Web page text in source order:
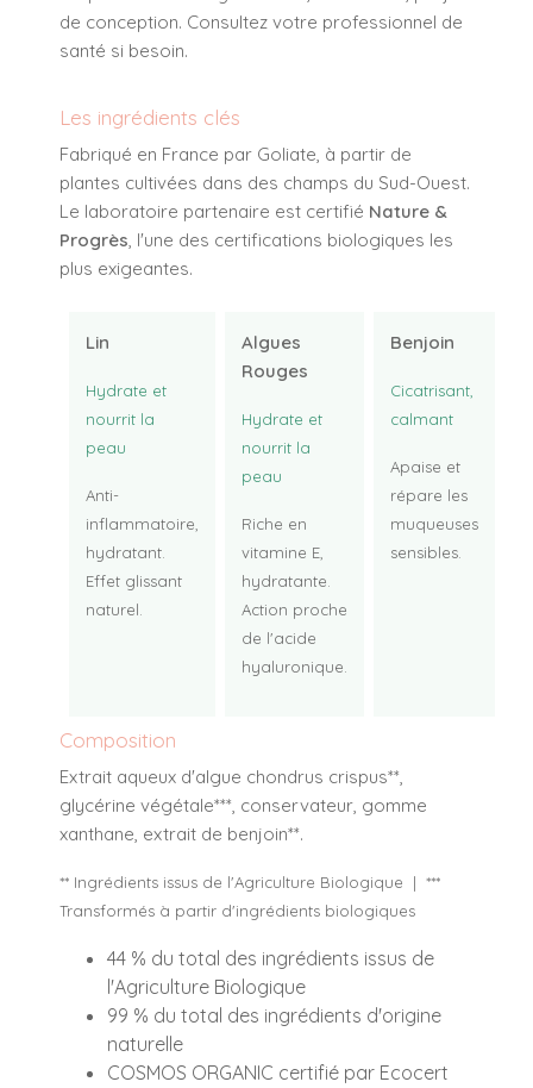
de conception. Consultez votre professionnel de
santé si besoin.
Les ingrédients clés
Fabriqué en France par Goliate, à partir de
plantes cultivées dans des champs du Sud-Ouest.
Le laboratoire partenaire est certifié Nature &
Progrès, l'une des certifications biologiques les
plus exigeantes.
Lin
Hydrate et
nourrit la
peau
Anti-
inflammatoire,
hydratant.
Effet glissant
naturel.
Algues
Rouges
Hydrate et
nourrit la
peau
Riche en
vitamine E,
hydratante.
Action proche
de l'acide
hyaluronique.
Benjoin
Cicatrisant,
calmant
Apaise et
répare les
muqueuses
sensibles.
Composition
Extrait aqueux d'algue chondrus crispus**,
glycérine végétale***, conservateur, gomme
xanthane, extrait de benjoin**.
** Ingrédients issus de l'Agriculture Biologique | ***
Transformés à partir d'ingrédients biologiques
44 % du total des ingrédients issus de
l'Agriculture Biologique
99 % du total des ingrédients d'origine
naturelle
COSMOS ORGANIC certifié par Ecocert